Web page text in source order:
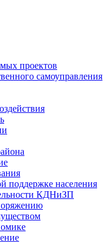
проектов
самоуправления
поддержке населения
КДНиЗП